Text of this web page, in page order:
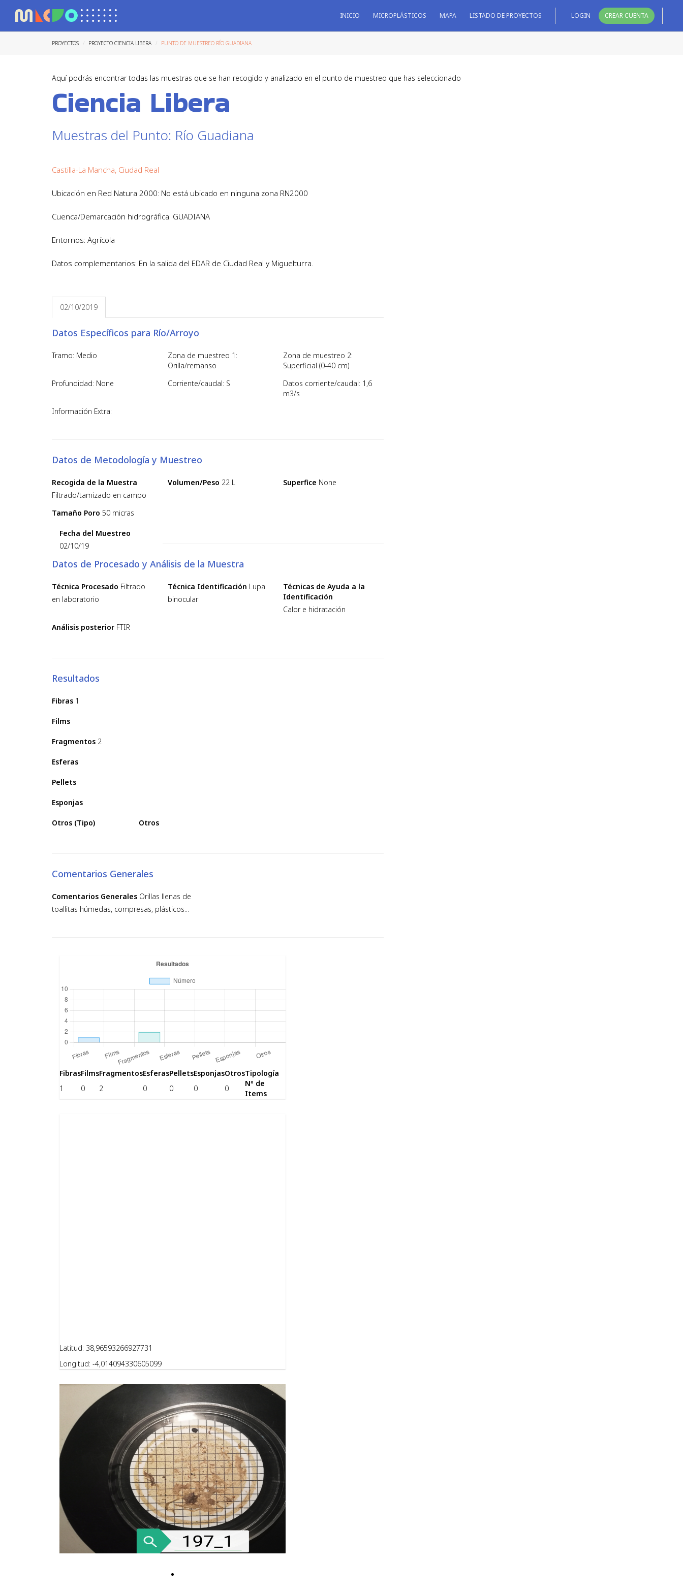
INICIO MICROPLÁSTICOS MAPA LISTADO DE PROYECTOS LOGIN CREAR CUENTA
PROYECTOS PROYECTO CIENCIA LIBERA PUNTO DE MUESTREO RÍO GUADIANA
Aquí podrás encontrar todas las muestras que se han recogido y analizado en el punto de muestreo que has seleccionado
Ciencia Libera
Muestras del Punto: Río Guadiana
Castilla-La Mancha, Ciudad Real
Ubicación en Red Natura 2000: No está ubicado en ninguna zona RN2000
Cuenca/Demarcación hidrográfica: GUADIANA
Entornos: Agrícola
Datos complementarios: En la salida del EDAR de Ciudad Real y Miguelturra.
02/10/2019
Datos Específicos para Río/Arroyo
Tramo: Medio
Zona de muestreo 1:
Orilla/remanso
Zona de muestreo 2:
Superficial (0-40 cm)
Profundidad: None
Corriente/caudal: S
Datos corriente/caudal: 1,6
m3/s
Información Extra:
Datos de Metodología y Muestreo
Recogida de la Muestra
Filtrado/tamizado en campo
Volumen/Peso 22 L Superfice None
Tamaño Poro 50 micras
Fecha del Muestreo
02/10/19
Datos de Procesado y Análisis de la Muestra
Técnica Procesado Filtrado
en laboratorio
Técnica Identificación Lupa
binocular
Técnicas de Ayuda a la
Identificación
Calor e hidratación
Análisis posterior FTIR
Resultados
Fibras 1
Films
Fragmentos 2
Esferas
Pellets
Esponjas
Otros (Tipo) Otros
Comentarios Generales
Comentarios Generales Orillas llenas de
toallitas húmedas, compresas, plásticos...
FibrasFilmsFragmentosEsferasPelletsEsponjasOtrosTipología
1
0 2 0 0 0 0
Nº de
Items
Latitud: 38,96593266927731
Longitud: -4,014094330605099